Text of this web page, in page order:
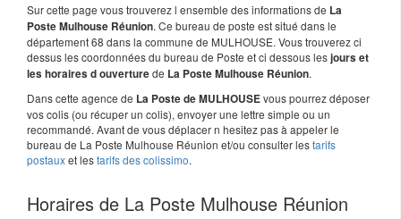
Sur cette page vous trouverez l ensemble des informations de La
Poste Mulhouse Réunion. Ce bureau de poste est situé dans le
département 68 dans la commune de MULHOUSE. Vous trouverez ci
dessus les coordonnées du bureau de Poste et ci dessous lesjours et
les horaires d ouverturede La Poste Mulhouse Réunion.
Dans cette agence de La Poste de MULHOUSEvous pourrez déposer
vos colis (ou récuper un colis), envoyer une lettre simple ou un
recommandé. Avant de vous déplacer n hesitez pas à appeler le
bureau de La Poste Mulhouse Réunion et/ou consulter lestarifs
postauxet lestarifs des colissimo.
Horaires de La Poste Mulhouse Réunion